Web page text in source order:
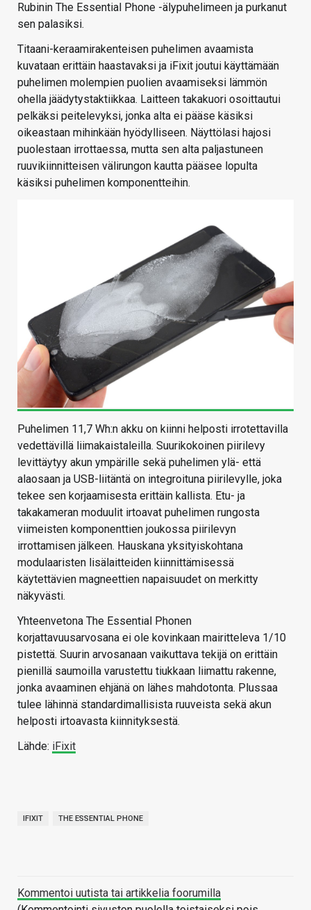
Rubinin The Essential Phone -älypuhelimeen ja purkanut
sen palasiksi.
Titaani-keraamirakenteisen puhelimen avaamista
kuvataan erittäin haastavaksi ja iFixit joutui käyttämään
puhelimen molempien puolien avaamiseksi lämmön
ohella jäädytystaktiikkaa. Laitteen takakuori osoittautui
pelkäksi peitelevyksi, jonka alta ei pääse käsiksi
oikeastaan mihinkään hyödylliseen. Näyttölasi hajosi
puolestaan irrottaessa, mutta sen alta paljastuneen
ruuvikiinnitteisen välirungon kautta pääsee lopulta
käsiksi puhelimen komponentteihin.
Puhelimen 11,7 Wh:n akku on kiinni helposti irrotettavilla
vedettävillä liimakaistaleilla. Suurikokoinen piirilevy
levittäytyy akun ympärille sekä puhelimen ylä- että
alaosaan ja USB-liitäntä on integroituna piirilevylle, joka
tekee sen korjaamisesta erittäin kallista. Etu- ja
takakameran moduulit irtoavat puhelimen rungosta
viimeisten komponenttien joukossa piirilevyn
irrottamisen jälkeen. Hauskana yksityiskohtana
modulaaristen lisälaitteiden kiinnittämisessä
käytettävien magneettien napaisuudet on merkitty
näkyvästi.
Yhteenvetona The Essential Phonen
korjattavuusarvosana ei ole kovinkaan mairitteleva 1/10
pistettä. Suurin arvosanaan vaikuttava tekijä on erittäin
pienillä saumoilla varustettu tiukkaan liimattu rakenne,
jonka avaaminen ehjänä on lähes mahdotonta. Plussaa
tulee lähinnä standardimallisista ruuveista sekä akun
helposti irtoavasta kiinnityksestä.
Lähde: iFixit
IFIXIT THE ESSENTIAL PHONE
Kommentoi uutista tai artikkelia foorumilla